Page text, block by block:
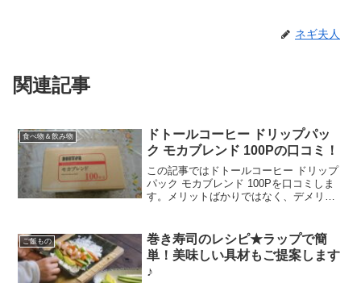
ネギ夫人
関連記事
食べ物＆飲み物
ドトールコーヒー ドリップパッ
ク モカブレンド 100Pの口コミ！
この記事ではドトールコーヒー ドリップ
パック モカブレンド 100Pを口コミしま
す。メリットばかりではなく、デメリッ
ミもたくさん読んだので、まとめたッ
ス。少しでもあなた...
ご飯もの
巻き寿司のレシピ★ラップで簡
単！美味しい具材もご提案します
♪